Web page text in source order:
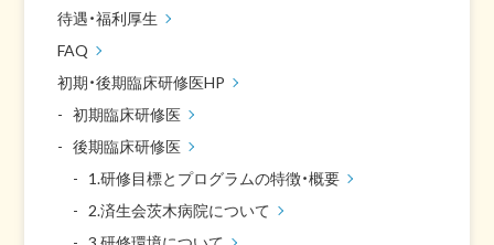
待遇・福利厚生
FAQ
初期・後期臨床研修医HP
初期臨床研修医
後期臨床研修医
1.研修目標とプログラムの特徴・概要
2.済生会茨木病院について